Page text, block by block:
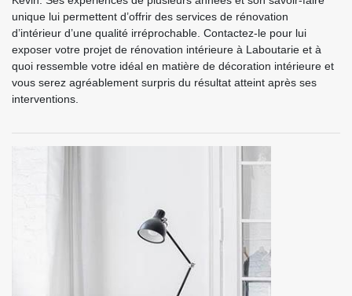
unique lui permettent d’offrir des services de rénovation
d’intérieur d’une qualité irréprochable. Contactez-le pour lui
exposer votre projet de rénovation intérieure à Laboutarie et à
quoi ressemble votre idéal en matière de décoration intérieure et
vous serez agréablement surpris du résultat atteint après ses
interventions.